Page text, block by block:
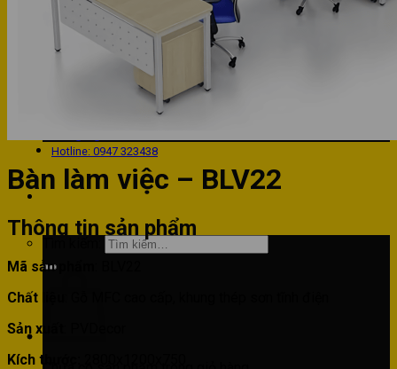
Sản phẩm
Hotline: 0947 323438
Bàn làm việc – BLV22
Thông tin sản phẩm
Mã sản phẩm
Chất liệu
Sản xuất
Kích thước: